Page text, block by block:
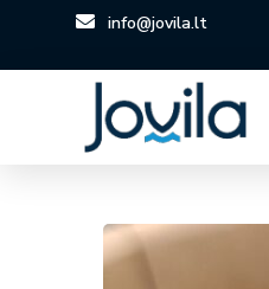
info@jovila.lt